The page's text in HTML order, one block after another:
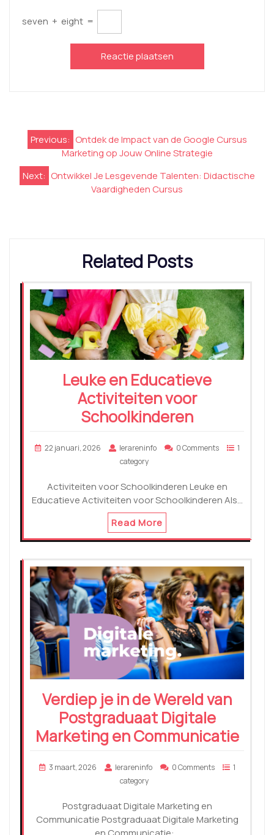
seven + eight =
Berichtnavigatie
Previous: Ontdek de Impact van de Google Cursus
Marketing op Jouw Online Strategie
Next: Ontwikkel Je Lesgevende Talenten: Didactische
Vaardigheden Cursus
Related Posts
Leuke en Educatieve
Activiteiten voor
Schoolkinderen
22 januari, 2026 lerareninfo 0 Comments
1
category
Activiteiten voor Schoolkinderen Leuke en
Educatieve Activiteiten voor Schoolkinderen Als…
Read More
Verdiep je in de Wereld van
Postgraduaat Digitale
Marketing en Communicatie
3 maart, 2026 lerareninfo 0 Comments
1
category
Postgraduaat Digitale Marketing en
Communicatie Postgraduaat Digitale Marketing